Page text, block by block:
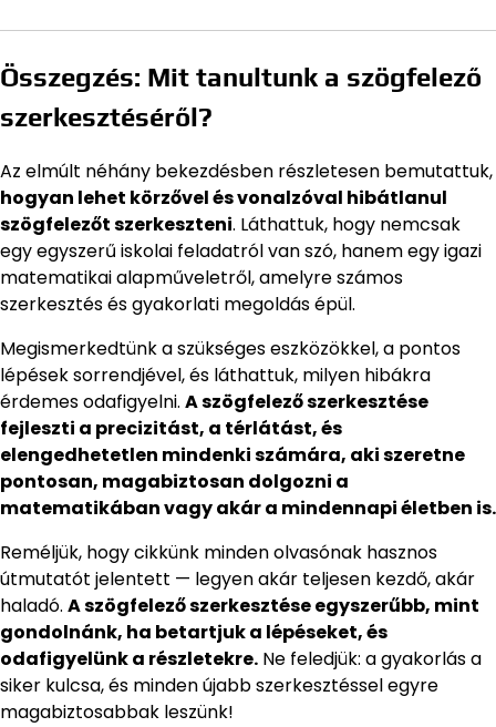
Összegzés: Mit tanultunk a szögfelező
szerkesztéséről?
Az elmúlt néhány bekezdésben részletesen bemutattuk,
hogyan lehet körzővel és vonalzóval hibátlanul
szögfelezőt szerkeszteni. Láthattuk, hogy nemcsak
egy egyszerű iskolai feladatról van szó, hanem egy igazi
matematikai alapműveletről, amelyre számos
szerkesztés és gyakorlati megoldás épül.
Megismerkedtünk a szükséges eszközökkel, a pontos
lépések sorrendjével, és láthattuk, milyen hibákra
érdemes odafigyelni. A szögfelező szerkesztése
fejleszti a precizitást, a térlátást, és
elengedhetetlen mindenki számára, aki szeretne
pontosan, magabiztosan dolgozni a
matematikában vagy akár a mindennapi életben is.
Reméljük, hogy cikkünk minden olvasónak hasznos
útmutatót jelentett — legyen akár teljesen kezdő, akár
haladó. A szögfelező szerkesztése egyszerűbb, mint
gondolnánk, ha betartjuk a lépéseket, és
odafigyelünk a részletekre. Ne feledjük: a gyakorlás a
siker kulcsa, és minden újabb szerkesztéssel egyre
magabiztosabbak leszünk!